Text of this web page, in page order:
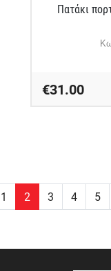
Πατάκι
€31.00
1 2 3 4 5